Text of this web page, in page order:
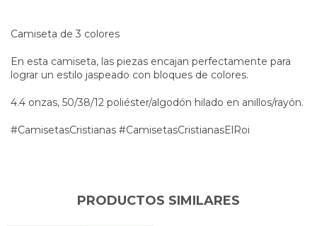
Camiseta de 3 colores
En esta camiseta, las piezas encajan perfectamente para
lograr un estilo jaspeado con bloques de colores.
4.4 onzas, 50/38/12 poliéster/algodón hilado en anillos/rayón.
#CamisetasCristianas #CamisetasCristianasElRoi
PRODUCTOS SIMILARES